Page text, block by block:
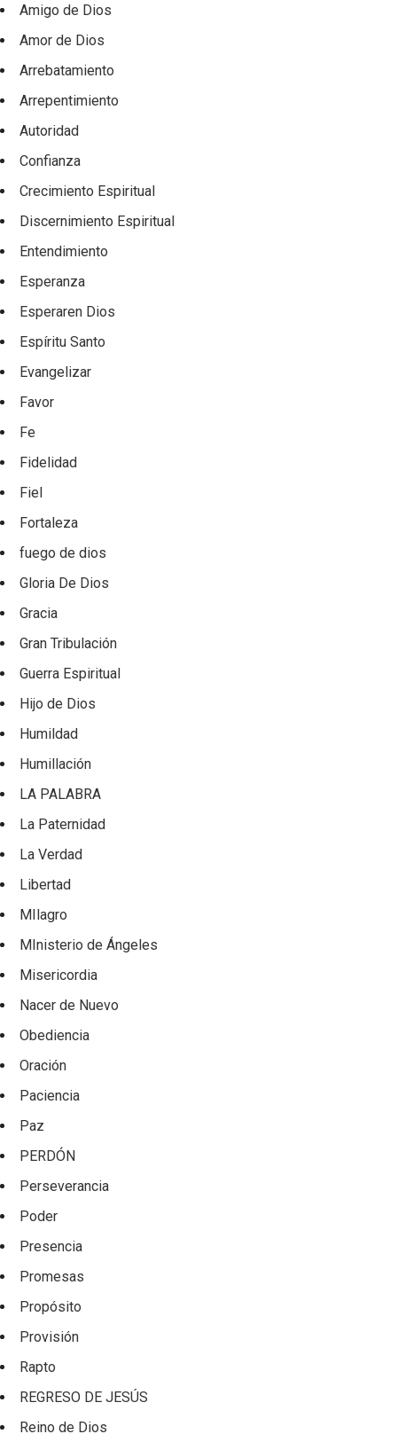
Amigo de Dios
Amor de Dios
Arrebatamiento
Arrepentimiento
Autoridad
Confianza
Crecimiento Espiritual
Discernimiento Espiritual
Entendimiento
Esperanza
Esperaren Dios
Espíritu Santo
Evangelizar
Favor
Fe
Fidelidad
Fiel
Fortaleza
fuego de dios
Gloria De Dios
Gracia
Gran Tribulación
Guerra Espiritual
Hijo de Dios
Humildad
Humillación
LA PALABRA
La Paternidad
La Verdad
Libertad
MIlagro
MInisterio de Ángeles
Misericordia
Nacer de Nuevo
Obediencia
Oración
Paciencia
Paz
PERDÓN
Perseverancia
Poder
Presencia
Promesas
Propósito
Provisión
Rapto
REGRESO DE JESÚS
Reino de Dios